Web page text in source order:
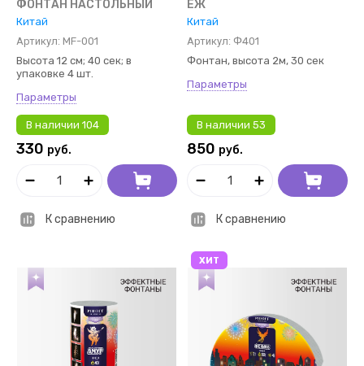
ФОНТАН НАСТОЛЬНЫЙ
Китай
Артикул: MF-001
Высота 12 см; 40 сек; в
упаковке 4 шт.
Параметры
В наличии 104
330 руб.
К сравнению
ЁЖ
Китай
Артикул: Ф401
Фонтан, высота 2м, 30 сек
Параметры
В наличии 53
850 руб.
К сравнению
ХИТ